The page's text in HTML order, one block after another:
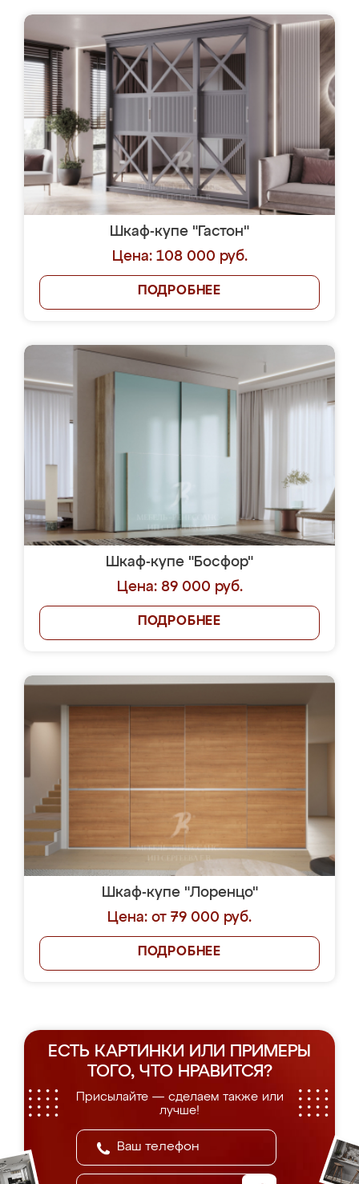
Шкаф-купе "Гастон"
Цена: 108 000 руб.
ПОДРОБНЕЕ
Шкаф-купе "Босфор"
Цена: 89 000 руб.
ПОДРОБНЕЕ
Шкаф-купе "Лоренцо"
Цена: от 79 000 руб.
ПОДРОБНЕЕ
ЕСТЬ КАРТИНКИ ИЛИ ПРИМЕРЫ
ТОГО, ЧТО НРАВИТСЯ?
Присылайте — сделаем также или
лучше!